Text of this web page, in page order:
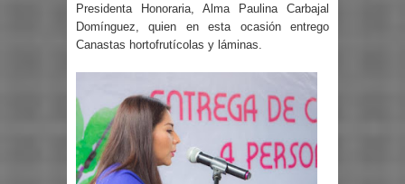
Presidenta Honoraria, Alma Paulina Carbajal
Domínguez, quien en esta ocasión entrego
Canastas hortofrutícolas y láminas.